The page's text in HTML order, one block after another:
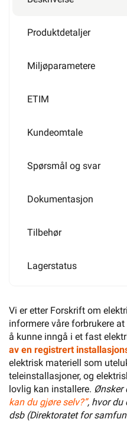
Produktdetaljer
Miljøparametere
ETIM
Kundeomtale
Spørsmål og svar
Dokumentasjon
Tilbehør
Lagerstatus
Vi er etter Forskrift om
informere våre forbrukere
å kunne inngå i et fast
av en registrert
elektrisk materiell som
teleinstallasjoner, og
lovlig kan installere. Ønsker
kan du gjøre selv?”, hvor du
dsb (Direktoratet for